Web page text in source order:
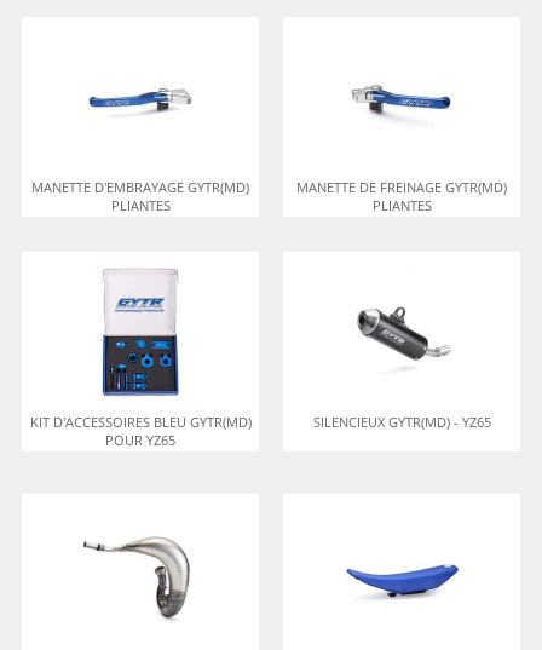
MANETTE D'EMBRAYAGE GYTR(MD)
PLIANTES
MANETTE DE FREINAGE GYTR(MD)
PLIANTES
KIT D'ACCESSOIRES BLEU GYTR(MD)
POUR YZ65
SILENCIEUX GYTR(MD) - YZ65